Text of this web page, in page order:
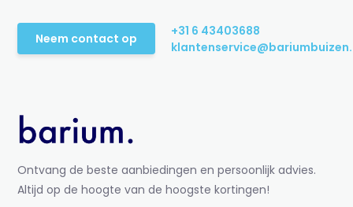
Neem contact op
+31 6 43403688
Ontvang de beste aanbiedingen en persoonlijk advies.
Altijd op de hoogte van de hoogste kortingen!